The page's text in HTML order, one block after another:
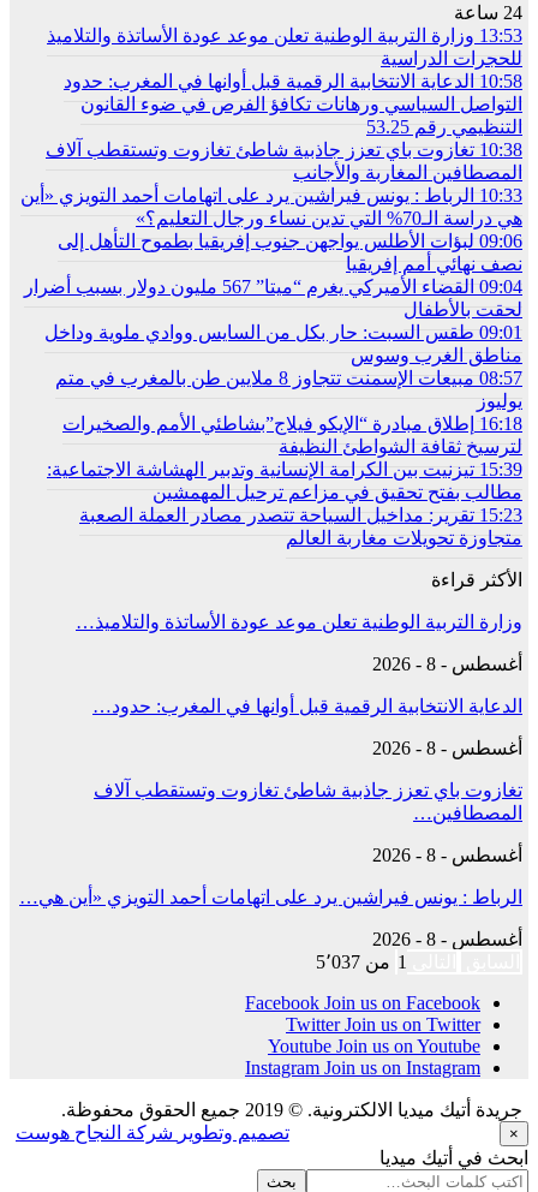
24 ساعة
13:53 وزارة التربية الوطنية تعلن موعد عودة الأساتذة والتلاميذ
للحجرات الدراسية
10:58 الدعاية الانتخابية الرقمية قبل أوانها في المغرب: حدود
التواصل السياسي ورهانات تكافؤ الفرص في ضوء القانون
التنظيمي رقم 53.25
10:38 تغازوت باي تعزز جاذبية شاطئ تغازوت وتستقطب آلاف
المصطافين المغاربة والأجانب
10:33 الرباط : يونس فيراشين يرد على اتهامات أحمد التويزي «أين
هي دراسة الـ70% التي تدين نساء ورجال التعليم؟»
09:06 لبؤات الأطلس يواجهن جنوب إفريقيا بطموح التأهل إلى
نصف نهائي أمم إفريقيا
09:04
القضاء الأميركي يغرم “ميتا” 567 مليون دولار بسبب أضرار
لحقت بالأطفال
09:01 طقس السبت: حار بكل من السايس ووادي ملوية وداخل
مناطق الغرب وسوس
08:57
مبيعات الإسمنت تتجاوز 8 ملايين طن بالمغرب في متم
يوليوز
16:18 إطلاق مبادرة “الإيكو فيلاج”بشاطئي الأمم والصخيرات
لترسيخ ثقافة الشواطئ النظيفة
15:39 تيزنيت بين الكرامة الإنسانية وتدبير الهشاشة الاجتماعية:
مطالب بفتح تحقيق في مزاعم ترحيل المهمشين
15:23 تقرير: مداخيل السياحة تتصدر مصادر العملة الصعبة
متجاوزة تحويلات مغاربة العالم
الأكثر قراءة
وزارة التربية الوطنية تعلن موعد عودة الأساتذة والتلاميذ…
أغسطس - 8 - 2026
الدعاية الانتخابية الرقمية قبل أوانها في المغرب: حدود…
أغسطس - 8 - 2026
تغازوت باي تعزز جاذبية شاطئ تغازوت وتستقطب آلاف
المصطافين…
أغسطس - 8 - 2026
الرباط : يونس فيراشين يرد على اتهامات أحمد التويزي «أين هي…
أغسطس - 8 - 2026
1 من 5٬037
Facebook Join us on Facebook
Twitter Join us on Twitter
Youtube Join us on Youtube
Instagram Join us on Instagram
جريدة أتيك ميديا الالكترونية. © 2019 جميع الحقوق محفوظة.
تصميم وتطوير شركة النجاح هوست ×
ابحث في أتيك ميديا
بحث